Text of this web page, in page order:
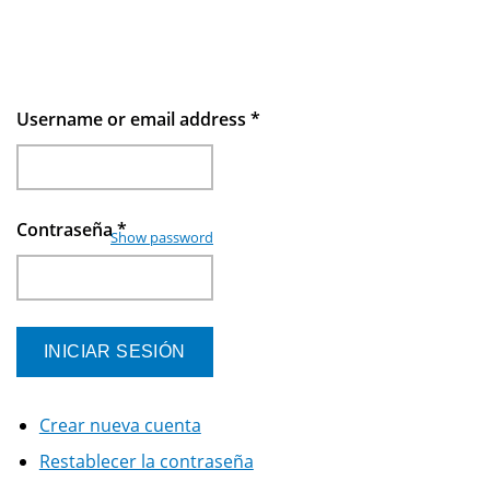
Username or email address *
Contraseña*
Show password
Crear nueva cuenta
Restablecer la contraseña